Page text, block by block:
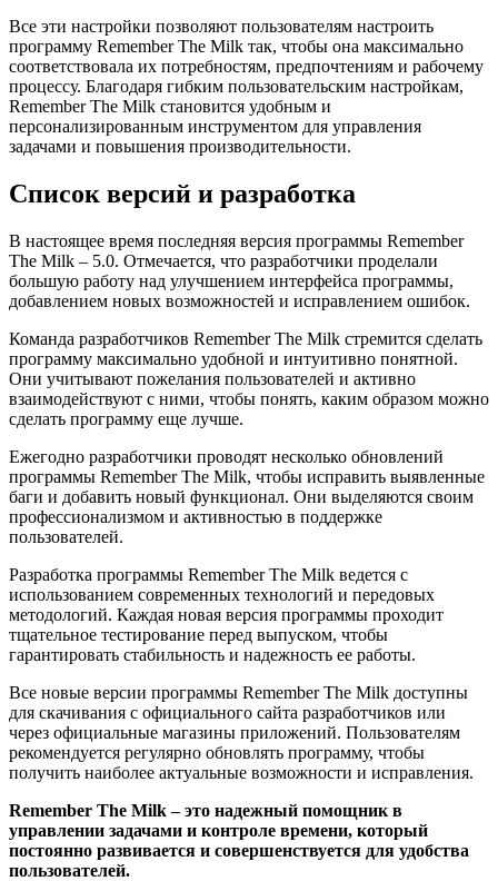
Все эти настройки позволяют пользователям настроить
программу Remember The Milk так, чтобы она максимально
соответствовала их потребностям, предпочтениям и рабочему
процессу. Благодаря гибким пользовательским настройкам,
Remember The Milk становится удобным и
персонализированным инструментом для управления
задачами и повышения производительности.
Список версий и разработка
В настоящее время последняя версия программы Remember
The Milk – 5.0. Отмечается, что разработчики проделали
большую работу над улучшением интерфейса программы,
добавлением новых возможностей и исправлением ошибок.
Команда разработчиков Remember The Milk стремится сделать
программу максимально удобной и интуитивно понятной.
Они учитывают пожелания пользователей и активно
взаимодействуют с ними, чтобы понять, каким образом можно
сделать программу еще лучше.
Ежегодно разработчики проводят несколько обновлений
программы Remember The Milk, чтобы исправить выявленные
баги и добавить новый функционал. Они выделяются своим
профессионализмом и активностью в поддержке
пользователей.
Разработка программы Remember The Milk ведется с
использованием современных технологий и передовых
методологий. Каждая новая версия программы проходит
тщательное тестирование перед выпуском, чтобы
гарантировать стабильность и надежность ее работы.
Все новые версии программы Remember The Milk доступны
для скачивания с официального сайта разработчиков или
через официальные магазины приложений. Пользователям
рекомендуется регулярно обновлять программу, чтобы
получить наиболее актуальные возможности и исправления.
Remember The Milk – это надежный помощник в
управлении задачами и контроле времени, который
постоянно развивается и совершенствуется для удобства
пользователей.